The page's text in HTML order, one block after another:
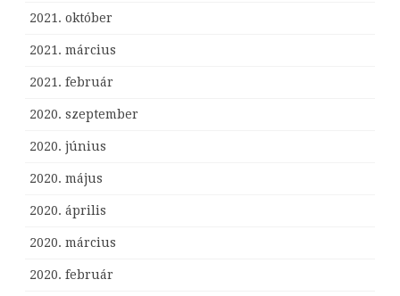
2021. október
2021. március
2021. február
2020. szeptember
2020. június
2020. május
2020. április
2020. március
2020. február